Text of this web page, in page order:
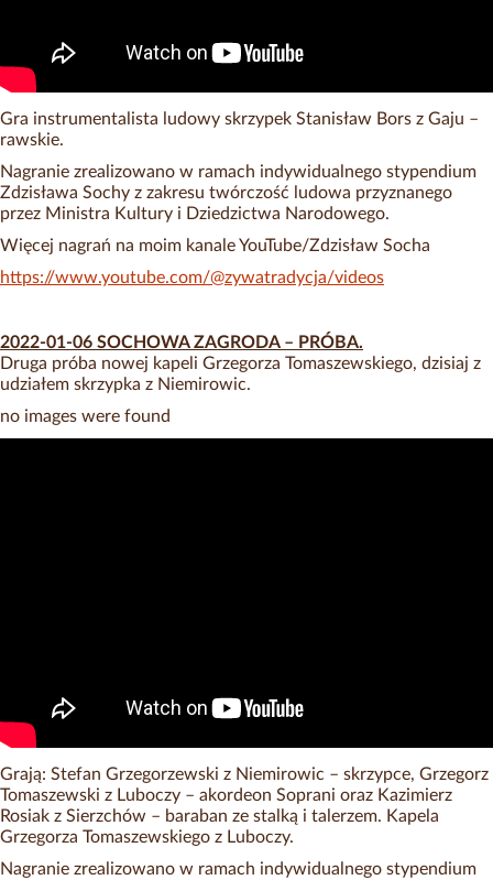
Gra instrumentalista ludowy skrzypek Stanisław Bors z Gaju –
rawskie.
Nagranie zrealizowano w ramach indywidualnego stypendium
Zdzisława Sochy z zakresu twórczość ludowa przyznanego
przez Ministra Kultury i Dziedzictwa Narodowego.
Więcej nagrań na moim kanale YouTube/Zdzisław Socha
https://www.youtube.com/@zywatradycja/videos
2022-01-06 SOCHOWA ZAGRODA – PRÓBA.
Druga próba nowej kapeli Grzegorza Tomaszewskiego, dzisiaj z
udziałem skrzypka z Niemirowic.
no images were found
Grają: Stefan Grzegorzewski z Niemirowic – skrzypce, Grzegorz
Tomaszewski z Luboczy – akordeon Soprani oraz Kazimierz
Rosiak z Sierzchów – baraban ze stalką i talerzem. Kapela
Grzegorza Tomaszewskiego z Luboczy.
Nagranie zrealizowano w ramach indywidualnego stypendium